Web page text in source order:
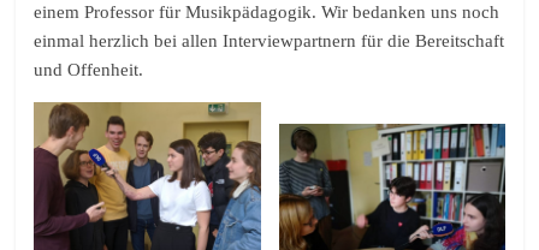
einem Professor für Musikpädagogik. Wir bedanken uns noch
einmal herzlich bei allen Interviewpartnern für die Bereitschaft
und Offenheit.